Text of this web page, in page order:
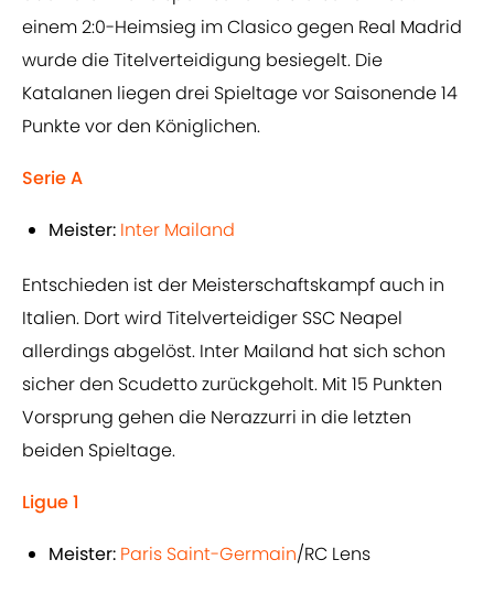
einem 2:0-Heimsieg im Clasico gegen Real Madrid
wurde die Titelverteidigung besiegelt. Die
Katalanen liegen drei Spieltage vor Saisonende 14
Punkte vor den Königlichen.
Serie A
Meister: Inter Mailand
Entschieden ist der Meisterschaftskampf auch in
Italien. Dort wird Titelverteidiger SSC Neapel
allerdings abgelöst. Inter Mailand hat sich schon
sicher den Scudetto zurückgeholt. Mit 15 Punkten
Vorsprung gehen die Nerazzurri in die letzten
beiden Spieltage.
Ligue 1
Meister: Paris Saint-Germain/RC Lens